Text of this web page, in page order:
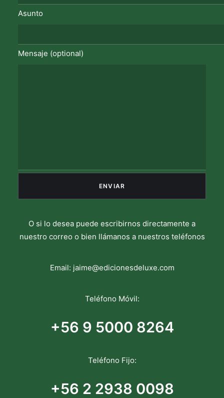
Asunto
Mensaje (optional)
O si lo desea puede escribirnos directamente a
nuestro correo o bien llámanos a nuestros teléfonos
Email: jaime@edicionesdeluxe.com
Teléfono Móvil:
+56 9 5000 8264
Teléfono Fijo:
+56 2 2938 0098